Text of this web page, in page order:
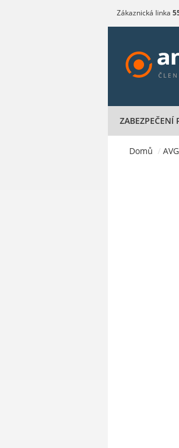
Zákaznická linka
ZABEZPEČENÍ
Domů /